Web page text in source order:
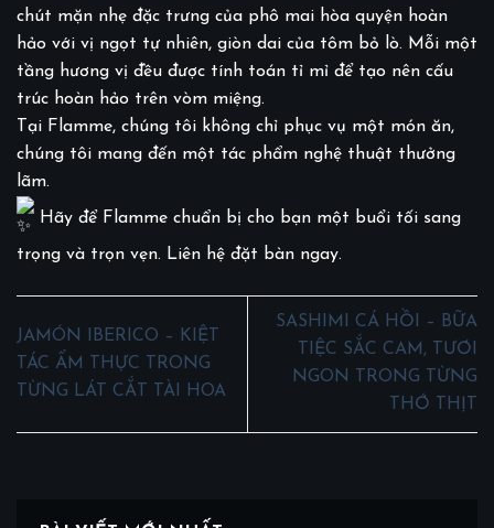
chút mặn nhẹ đặc trưng của phô mai hòa quyện hoàn
hảo với vị ngọt tự nhiên, giòn dai của tôm bỏ lò. Mỗi một
tầng hương vị đều được tính toán tỉ mỉ để tạo nên cấu
trúc hoàn hảo trên vòm miệng.
Tại Flamme, chúng tôi không chỉ phục vụ một món ăn,
chúng tôi mang đến một tác phẩm nghệ thuật thưởng
lãm.
Hãy để Flamme chuẩn bị cho bạn một buổi tối sang
trọng và trọn vẹn. Liên hệ đặt bàn ngay.
JAMÓN IBERICO – KIỆT
TÁC ẨM THỰC TRONG
TỪNG LÁT CẮT TÀI HOA
SASHIMI CÁ HỒI – BỮA
TIỆC SẮC CAM, TƯƠI
NGON TRONG TỪNG
THỚ THỊT